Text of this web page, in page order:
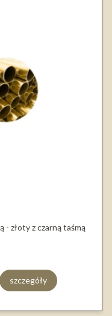
- złoty z czarną taśmą
szczegóły